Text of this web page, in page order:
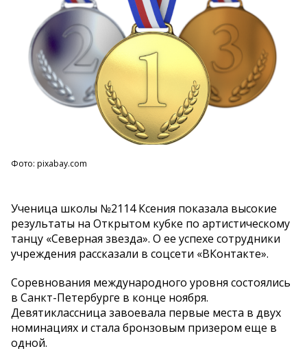
Фото: pixabay.com
Ученица школы №2114 Ксения показала высокие
результаты на Открытом кубке по артистическому
танцу «Северная звезда». О ее успехе сотрудники
учреждения рассказали в соцсети «ВКонтакте».
Соревнования международного уровня состоялись
в Санкт-Петербурге в конце ноября.
Девятиклассница завоевала первые места в двух
номинациях и стала бронзовым призером еще в
одной.